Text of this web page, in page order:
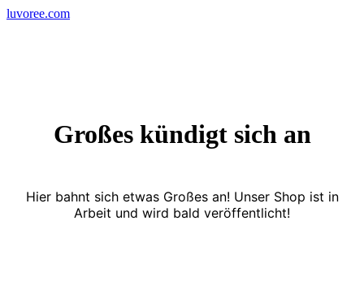
Skip
luvoree.com
Großes kündigt sich an
Hier bahnt sich etwas Großes an! Unser Shop ist in
Arbeit und wird bald veröffentlicht!